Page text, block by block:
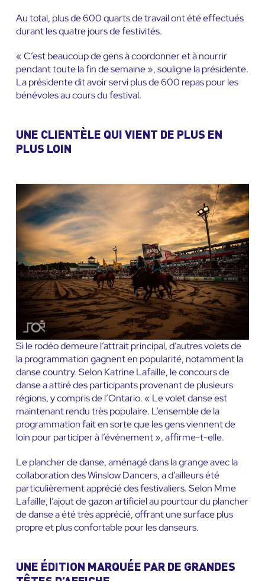
Au total, plus de 600 quarts de travail ont été effectués
durant les quatre jours de festivités.
« C’est beaucoup de gens à coordonner et à nourrir
pendant toute la fin de semaine », souligne la présidente.
La présidente dit avoir servi plus de 600 repas pour les
bénévoles au cours du festival.
UNE CLIENTÈLE QUI VIENT DE PLUS EN
PLUS LOIN
Si le rodéo demeure l’attrait principal, d’autres volets de
la programmation gagnent en popularité, notamment la
danse country. Selon Katrine Lafaille, le concours de
danse a attiré des participants provenant de plusieurs
régions, y compris de l’Ontario. « Le volet danse est
maintenant rendu très populaire. L’ensemble de la
programmation fait en sorte que les gens viennent de
loin pour participer à l’événement », affirme-t-elle.
Le plancher de danse, aménagé dans la grange avec la
collaboration des Winslow Dancers, a d’ailleurs été
particulièrement apprécié des festivaliers. Selon Mme
Lafaille, l’ajout de gazon artificiel au pourtour du plancher
de danse a été très apprécié, offrant une surface plus
propre et plus confortable pour les danseurs.
UNE ÉDITION MARQUÉE PAR DE GRANDES